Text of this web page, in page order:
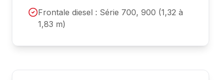
Frontale diesel : Série 700, 900 (1,32 à
1,83 m)